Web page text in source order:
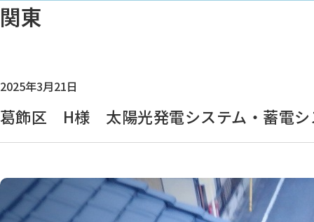
関東
2025年3月21日
葛飾区 H様 太陽光発電システム・蓄電シ